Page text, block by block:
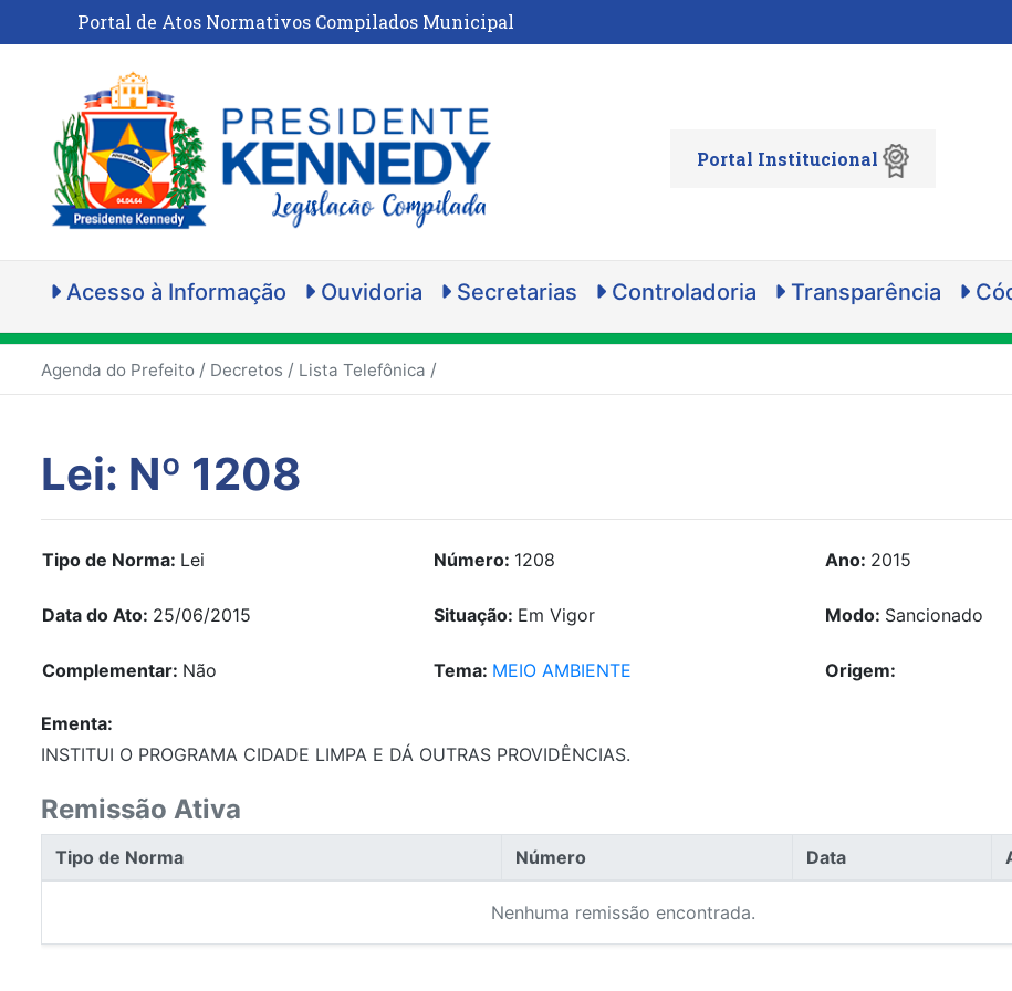
Portal de Atos Normativos Compilados Municipal
Portal Institucional
Acesso à Informação Ouvidoria Secretarias Controladoria Transparência
Agenda do Prefeito / Decretos / Lista Telefônica /
Lei: Nº 1208
Tipo de Norma: Lei Número: 1208 Ano: 2015
Data do Ato: 25/06/2015 Situação: Em Vigor Modo: Sancionado
Complementar: Não Tema: MEIO AMBIENTE Origem:
Ementa:
INSTITUI O PROGRAMA CIDADE LIMPA E DÁ OUTRAS PROVIDÊNCIAS.
Remissão Ativa
Tipo de Norma Número Data
Nenhuma remissão encontrada.